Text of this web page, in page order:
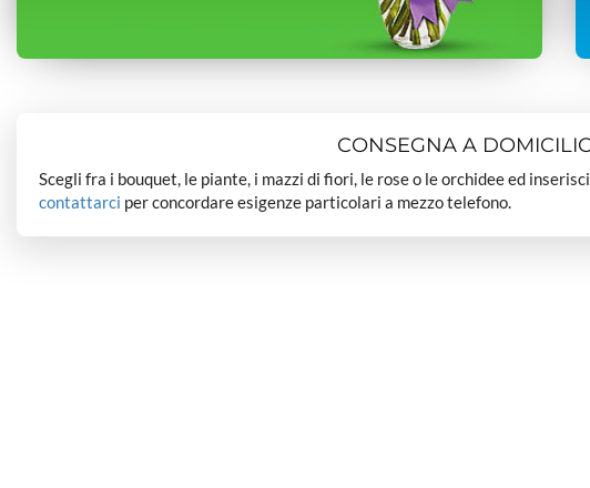
CONSEGNA A
Scegli fra i bouquet, le piante, i mazzi di fiori, le rose o le orchidee ed
contattarci per concordare esigenze particolari a mezzo telefono.